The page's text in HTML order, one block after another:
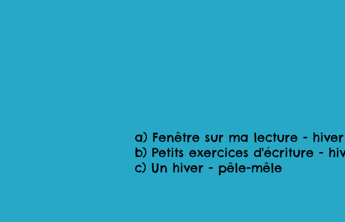
a) Fenêtre sur ma lecture - hiver
b) Petits exercices d'écriture -
c) Un hiver - pêle-mêle